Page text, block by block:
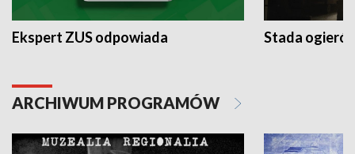
Ekspert ZUS odpowiada Stada
ARCHIWUM PROGRAMÓW